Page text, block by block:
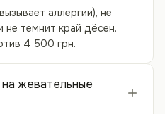
аллергии), не
не темнит край дёсен.
4 500 грн.
жевательные